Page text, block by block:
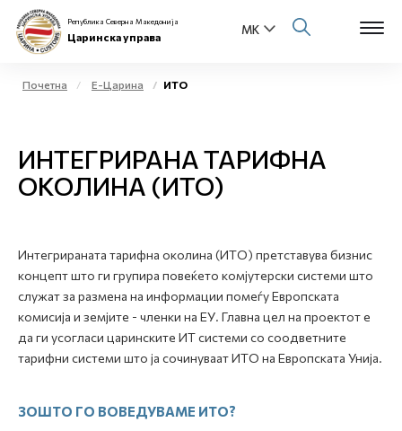
Физички лица
Open
Е-Царина
Медиа центар
Контакт
Република Северна Македонија
Царинска управа
Почетна Е-Царина ИТО
ИНТЕГРИРАНА ТАРИФНА
ОКОЛИНА (ИТО)
Интегрираната тарифна околина (ИТО) претставува бизнис
концепт што ги групира повеќето комјутерски системи што
служат за размена на информации помеѓу Европската
комисија и земјите - членки на ЕУ. Главна цел на проектот е
да ги усогласи царинските ИТ системи со соодветните
тарифни системи што ја сочинуваат ИТО на Европската Унија.
ЗОШТО ГО ВОВЕДУВАМЕ ИТО?